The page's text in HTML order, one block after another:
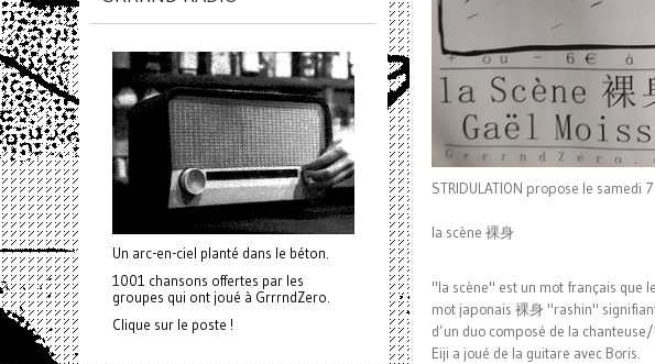
STRIDULATION propose le samedi
la scène 裸身
"la scène" est un mot français que
mot japonais 裸身 "rashin"
d’un duo composé de la
Eiji a joué de la guitare avec Boris.
Un arc-en-ciel planté dans le béton.
1001 chansons offertes par les
groupes qui ont joué à GrrrndZero.
Clique sur le poste !